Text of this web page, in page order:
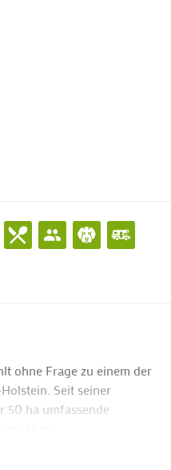
ohne Frage zu einem der
Seit seiner
50 ha umfassende